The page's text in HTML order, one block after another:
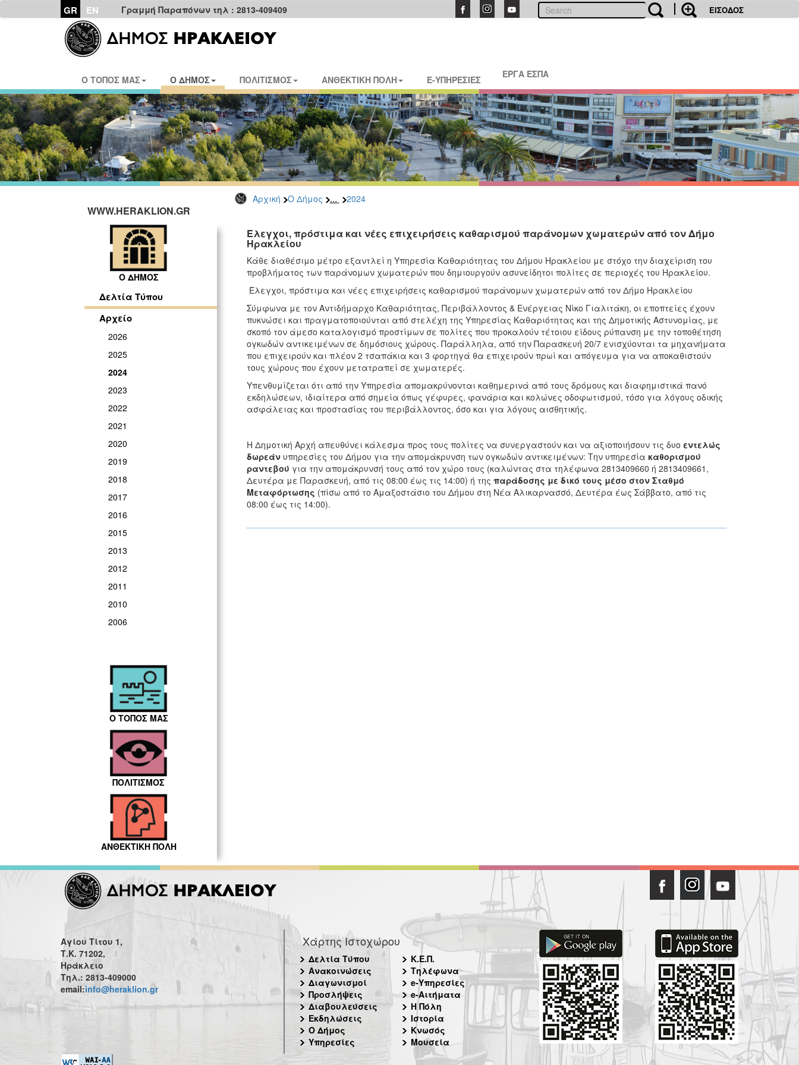
GR EN Γραμμή Παραπόνων τηλ : 2813-409409 ΕΙΣΟΔΟΣ
Ο ΤΟΠΟΣ ΜΑΣ Ο ΔΗΜΟΣ ΠΟΛΙΤΙΣΜΟΣ ΑΝΘΕΚΤΙΚΗ ΠΟΛΗ E-ΥΠΗΡΕΣΙΕΣ ΕΡΓΑ ΕΣΠΑ
Αρχική Ο Δήμος ... 2024
WWW.HERAKLION.GR
Ο ΔΗΜΟΣ
Δελτία Τύπου
Αρχείο
2026
2025
2024
2023
2022
2021
2020
2019
2018
2017
2016
2015
2013
2012
2011
2010
2006
Ο ΤΟΠΟΣ ΜΑΣ
ΠΟΛΙΤΙΣΜΟΣ
ΑΝΘΕΚΤΙΚΗ ΠΟΛΗ
Έλεγχοι, πρόστιμα και νέες επιχειρήσεις καθαρισμού παράνομων χωματερών από τον Δήμο
Ηρακλείου
Κάθε διαθέσιμο μέτρο εξαντλεί η Υπηρεσία Καθαριότητας του Δήμου Ηρακλείου με στόχο την διαχείριση του
προβλήματος των παράνομων χωματερών που δημιουργούν ασυνείδητοι πολίτες σε περιοχές του Ηρακλείου.
Έλεγχοι, πρόστιμα και νέες επιχειρήσεις καθαρισμού παράνομων χωματερών από τον Δήμο Ηρακλείου
Σύμφωνα με τον Αντιδήμαρχο Καθαριότητας, Περιβάλλοντος & Ενέργειας Νίκο Γιαλιτάκη, οι εποπτείες έχουν
πυκνώσει και πραγματοποιούνται από στελέχη της Υπηρεσίας Καθαριότητας και της Δημοτικής Αστυνομίας, με
σκοπό τον άμεσο καταλογισμό προστίμων σε πολίτες που προκαλούν τέτοιου είδους ρύπανση με την τοποθέτηση
ογκωδών αντικειμένων σε δημόσιους χώρους. Παράλληλα, από την Παρασκευή 20/7 ενισχύονται τα μηχανήματα
που επιχειρούν και πλέον 2 τσαπάκια και 3 φορτηγά θα επιχειρούν πρωί και απόγευμα για να αποκαθιστούν
τους χώρους που έχουν μετατραπεί σε χωματερές.
Υπενθυμίζεται ότι από την Υπηρεσία απομακρύνονται καθημερινά από τους δρόμους και διαφημιστικά πανό
εκδηλώσεων, ιδιαίτερα από σημεία όπως γέφυρες, φανάρια και κολώνες οδοφωτισμού, τόσο για λόγους οδικής
ασφάλειας και προστασίας του περιβάλλοντος, όσο και για λόγους αισθητικής.
Η Δημοτική Αρχή απευθύνει κάλεσμα προς τους πολίτες να συνεργαστούν και να αξιοποιήσουν τις δυο εντελώς
δωρεάνυπηρεσίες του Δήμου για την απομάκρυνση των ογκωδών αντικειμένων: Την υπηρεσία καθορισμού
ραντεβού για την απομάκρυνσή τους από τον χώρο τους (καλώντας στα τηλέφωνα 2813409660 ή 2813409661,
Δευτέρα με Παρασκευή, από τις 08:00 έως τις 14:00) ή της παράδοσης με δικό τους μέσο στον Σταθμό
Μεταφόρτωσης (πίσω από το Αμαξοστάσιο του Δήμου στη Νέα Αλικαρνασσό, Δευτέρα έως Σάββατο, από τις
08:00 έως τις 14:00).
Αγίου Τίτου 1,
Τ.Κ. 71202,
Ηράκλειο
Τηλ.: 2813-409000
email:info@heraklion.gr
Χάρτης Ιστοχώρου
Δελτία Τύπου
Ανακοινώσεις
Διαγωνισμοί
Προσλήψεις
Διαβουλεύσεις
Εκδηλώσεις
Ο Δήμος
Υπηρεσίες
Κ.Ε.Π.
Τηλέφωνα
e-Υπηρεσίες
e-Αιτήματα
Η Πόλη
Ιστορία
Κνωσός
Μουσεία